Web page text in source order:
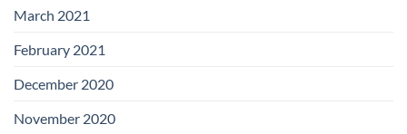
March 2021
February 2021
December 2020
November 2020